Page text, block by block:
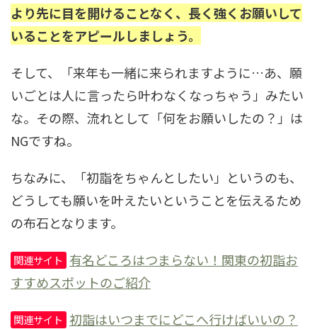
より先に目を開けることなく、長く強くお願いして
いることをアピールしましょう。
そして、「来年も一緒に来られますように…あ、願
いごとは人に言ったら叶わなくなっちゃう」みたい
な。その際、流れとして「何をお願いしたの？」は
NGですね。
ちなみに、「初詣をちゃんとしたい」というのも、
どうしても願いを叶えたいということを伝えるため
の布石となります。
関連サイト 有名どころはつまらない！関東の初詣お
すすめスポットのご紹介
関連サイト 初詣はいつまでにどこへ行けばいいの？